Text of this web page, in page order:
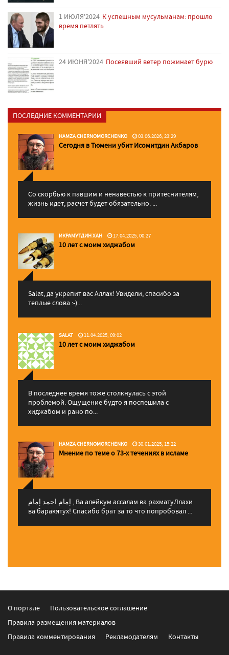
1 ИЮЛЯ'2024 К успешным мусульманам: прошло
время петлять
24 ИЮНЯ'2024 Посеявший ветер пожинает бурю
ПОСЛЕДНИЕ КОММЕНТАРИИ
HAMZA CHERNOMORCHENKO 03.06.2026, 23:29
Сегодня в Тюмени убит Исомитдин Акбаров
Со скорбью к павшим и ненавестью к притеснителям,
жизнь идет, расчет будет обязательно. ...
ИКРАМУТДИН ХАН 17.04.2025, 00:27
10 лет с моим хиджабом
Salat, да укрепит вас Аллаx! Увидели, спасибо за
теплые слова :-)...
SALAT 11.04.2025, 09:02
10 лет с моим хиджабом
В последнее время тоже столкнулась с этой
проблемой. Ощущение будто я поспешила с
хиджабом и рано по...
HAMZA CHERNOMORCHENKO 30.01.2025, 15:22
Мнение по теме о 73-х течениях в исламе
إمام احمد إمام , Ва алейкум ассалам ва рахматуЛлахи
ва баракятух! Спасибо брат за то что попробовал ...
О портале
Пользовательское соглашение
Правила размещения материалов
Правила комментирования
Рекламодателям Контакты